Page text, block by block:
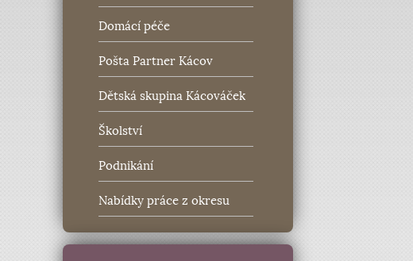
Domácí péče
Pošta Partner Kácov
Dětská skupina Kácováček
Školství
Podnikání
Nabídky práce z okresu